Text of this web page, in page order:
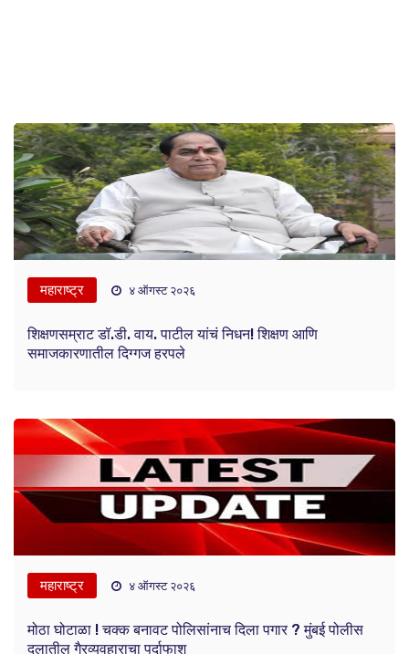
महाराष्ट्र ४ ऑगस्ट २०२६
शिक्षणसम्राट डॉ.डी. वाय. पाटील यांचं निधन! शिक्षण आणि
समाजकारणातील दिग्गज हरपले
महाराष्ट्र ४ ऑगस्ट २०२६
मोठा घोटाळा ! चक्क बनावट पोलिसांनाच दिला पगार ? मुंबई पोलीस
दलातील गैरव्यवहाराचा पर्दाफाश